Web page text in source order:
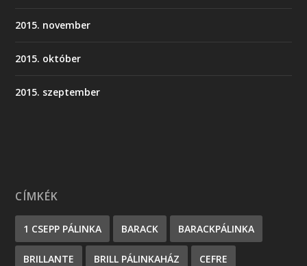
2015. november
2015. október
2015. szeptember
CÍMKÉK
1 CSEPP PÁLINKA BARACK BARACKPÁLINKA
BRILLANTE BRILL PÁLINKAHÁZ CEFRE